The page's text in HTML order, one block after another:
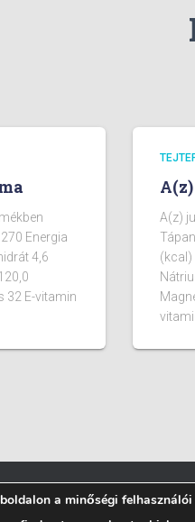
Energia
4,6
32 E-vitamin
A(z)
(kcal)
a minőségi